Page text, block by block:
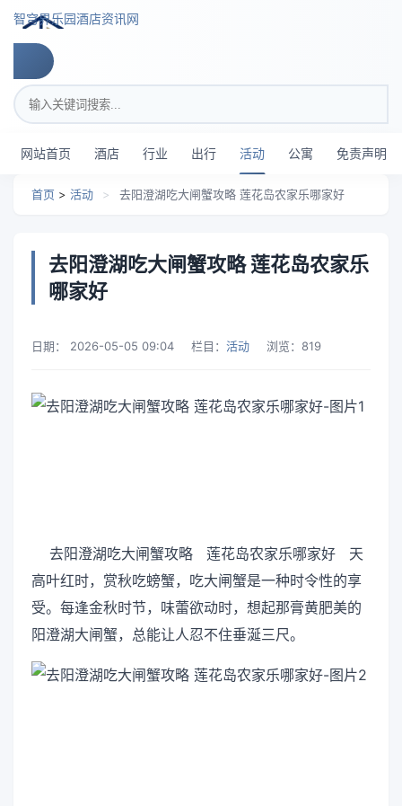
智穹界乐园酒店资讯网
搜索关键词
网站首页 酒店 行业 出行 活动 公寓 免责声明
首页 > 活动 > 去阳澄湖吃大闸蟹攻略 莲花岛农家乐哪家好
去阳澄湖吃大闸蟹攻略 莲花岛农家乐
哪家好
日期： 2026-05-05 09:04 栏目： 活动 浏览： 819
去阳澄湖吃大闸蟹攻略 莲花岛农家乐哪家好 天
高叶红时，赏秋吃螃蟹，吃大闸蟹是一种时令性的享
受。每逢金秋时节，味蕾欲动时，想起那膏黄肥美的
阳澄湖大闸蟹，总能让人忍不住垂涎三尺。